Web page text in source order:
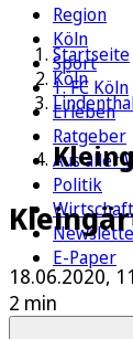
Region
Köln
Sport
1. FC Köln
Erleben
Ratgeber
Aus aller
Politik
Wirtschaft
E-Paper
Startseite
Köln
18.06.2020,
2 min